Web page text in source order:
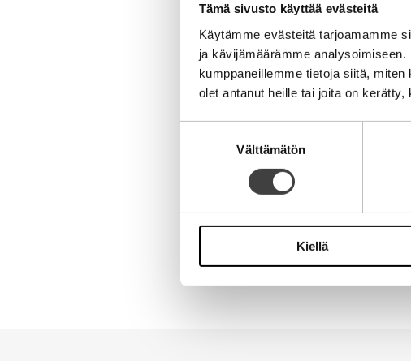
Tämä sivusto käyttää evästeitä
Käytämme evästeitä tarjoamamme
ja kävijämäärämme
kumppaneillemme tietoja siitä,
olet antanut heille tai joita on
Välttämätön
Kiellä
Nimi
Sähköpostiosoite
Alternative: